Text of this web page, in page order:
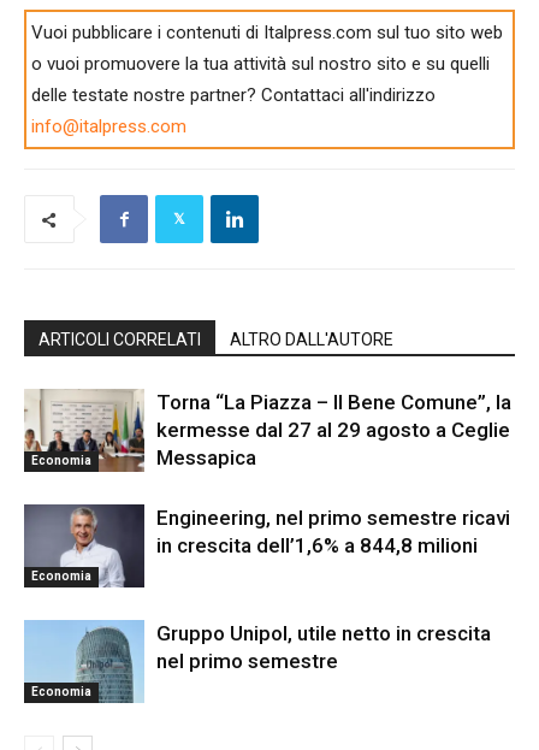
Vuoi pubblicare i contenuti di Italpress.com sul tuo sito web
o vuoi promuovere la tua attività sul nostro sito e su quelli
delle testate nostre partner? Contattaci all'indirizzo
info@italpress.com
ARTICOLI CORRELATI ALTRO DALL'AUTORE
Economia
Torna “La Piazza – Il Bene Comune”, la
kermesse dal 27 al 29 agosto a Ceglie
Messapica
Economia
Engineering, nel primo semestre ricavi
in crescita dell’1,6% a 844,8 milioni
Economia
Gruppo Unipol, utile netto in crescita
nel primo semestre